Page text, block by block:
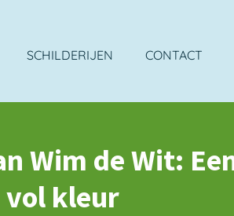
SCHILDERIJEN CONTACT
Wim de Wit:
vol kleur